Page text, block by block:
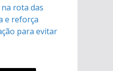
rota das
e reforça
para evitar